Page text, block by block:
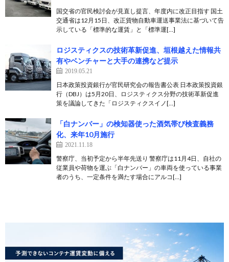
国交省の官民検討会が見直し提言、年度内に改正目指す 国土
交通省は12月15日、改正貨物自動車運送事業法に基づいて告
示している「標準的な運賃」と「標準運[…]
ロジスティクスの技術革新促進、垣根越えた情報共
有やベンチャーと大手の連携など提示
2019.05.21
日本政策投資銀行が官民研究会の報告書公表 日本政策投資銀
行（DBJ）は5月20日、ロジスティクス分野の技術革新促進
策を議論してきた「ロジスティクスイノ[…]
「白ナンバー」の検知器使った酒気帯び検査義務
化、来年10月施行
2021.11.18
警察庁、当初予定から半年先送り 警察庁は11月4日、自社の
従業員や荷物を運ぶ「白ナンバー」の車両を使っている事業
者のうち、一定条件を満たす場合にアルコ[…]